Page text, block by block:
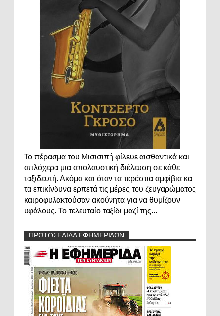
Το πέρασμα του Μισισιπή φίλευε αισθαντικά και
απλόχερα μια απολαυστική διέλευση σε κάθε
ταξιδευτή. Ακόμα και όταν τα τεράστια αμφίβια και
τα επικίνδυνα ερπετά τις μέρες του ζευγαρώματος
καιροφυλακτούσαν ακούνητα για να θυμίζουν
υφάλους. Το τελευταίο ταξίδι μαζί της...
ΠΡΩΤΟΣΕΛΙΔΑ ΕΦΗΜΕΡΙΔΩΝ